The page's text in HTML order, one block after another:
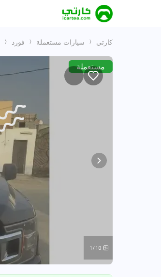
كارتي سيارات مستعملة فورد
مستعملة
1/10